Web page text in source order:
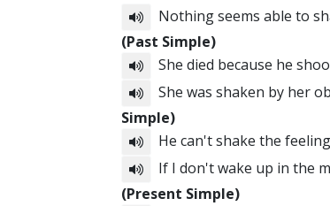
Nothing seems able to
(Past Simple)
She died because he
She was shaken by her
Simple)
He can't shake the
If I don't wake up in the
(Present Simple)